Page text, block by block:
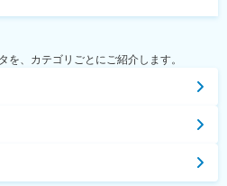
、カテゴリごとにご紹介します。